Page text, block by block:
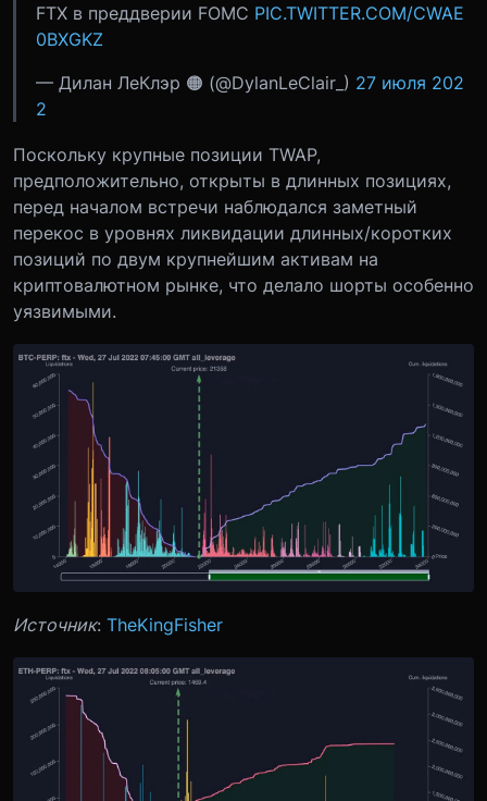
FTX в преддверии FOMC PIC.TWITTER.COM/CWAE
0BXGKZ
— Дилан ЛеКлэр 🟠 (@DylanLeClair_) 27 июля 202
2
Поскольку крупные позиции TWAP,
предположительно, открыты в длинных позициях,
перед началом встречи наблюдался заметный
перекос в уровнях ликвидации длинных/коротких
позиций по двум крупнейшим активам на
криптовалютном рынке, что делало шорты особенно
уязвимыми.
Источник: TheKingFisher